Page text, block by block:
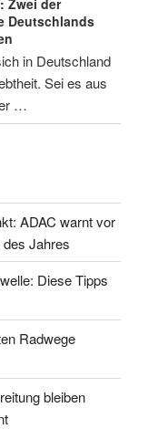
Deutschlands
in Deutschland
Sei es aus
…
ADAC warnt vor
Jahres
Diese Tipps
Radwege
bleiben